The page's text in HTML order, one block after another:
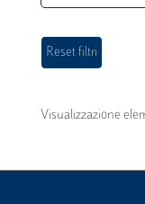
Visualizzazione